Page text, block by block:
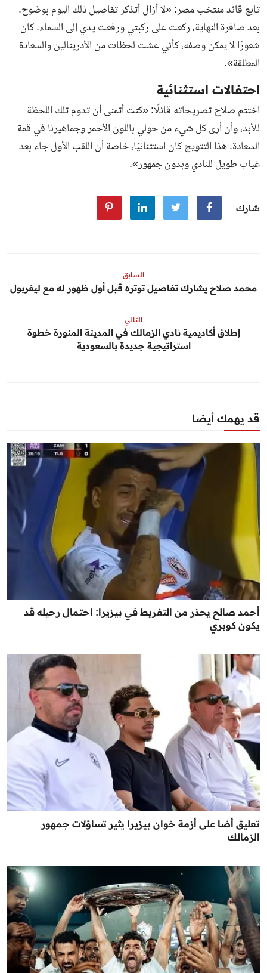
تابع قائد منتخب مصر: «لا أزال أتذكر تفاصيل ذلك اليوم بوضوح.
بعد صافرة النهاية، ركعت على ركبتي ورفعت يدي إلى السماء. كان
شعورًا لا يمكن وصفه، كأني عشت لحظات من الأدرينالين والسعادة
المطلقة».
احتفالات استثنائية
اختتم صلاح تصريحاته قائلًا: «كنت أتمنى أن تدوم تلك اللحظة
للأبد، وأن أرى كل شيء من حولي باللون الأحمر وجماهيرنا في قمة
السعادة. هذا التتويج كان استثنائيًا، خاصة أن اللقب الأول جاء بعد
غياب طويل للنادي وبدون جمهور».
شارك
السابق
محمد صلاح يشارك تفاصيل توتره قبل أول ظهور له مع ليفربول
التالي
إطلاق أكاديمية نادي الزمالك في المدينة المنورة خطوة
استراتيجية جديدة بالسعودية
قد يهمك أيضا
أحمد صالح يحذر من التفريط في بيزيرا: احتمال رحيله قد
يكون كوبري
تعليق أضا على أزمة خوان بيزيرا يثير تساؤلات جمهور
الزمالك